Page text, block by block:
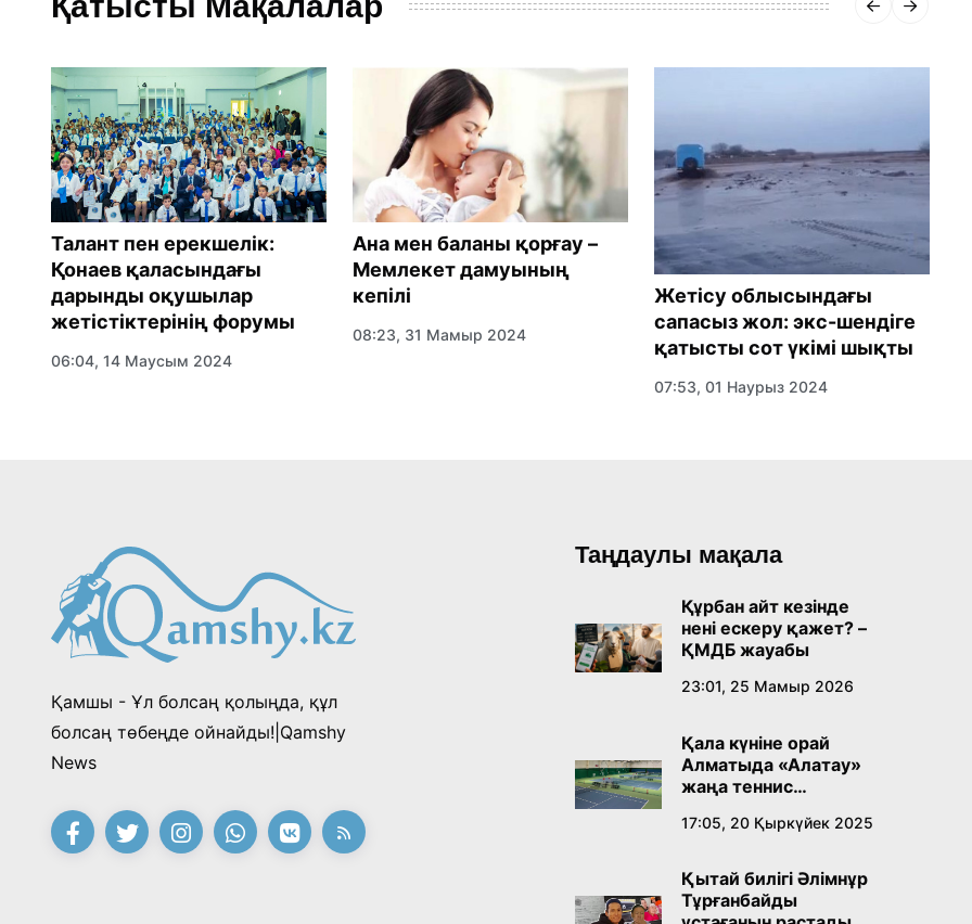
Талант пен ерекшелік:
Қонаев қаласындағы
дарынды оқушылар
жетістіктерінің форумы
06:04, 14 Маусым 2024
Ана мен баланы қорғау –
Мемлекет дамуының
кепілі
08:23, 31 Мамыр 2024
Жетісу облысындағы
сапасыз жол: экс-шендіге
қатысты сот үкімі шықты
07:53, 01 Наурыз 2024
Қамшы - Ұл болсаң қолыңда, құл
болсаң төбеңде ойнайды!|Qamshy
News
Таңдаулы мақала
Құрбан айт кезінде
нені ескеру қажет? –
ҚМДБ жауабы
23:01, 25 Мамыр 2026
Қала күніне орай
Алматыда «Алатау»
жаңа теннис
17:05, 20 Қыркүйек 2025
Қытай билігі Әлімнұр
Тұрғанбайды